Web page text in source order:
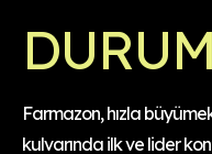
DURUM
Farmazon, hızla
kulvarında ilk ve lider